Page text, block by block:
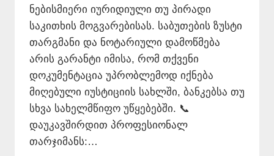
ნებისმიერი იურიდიული თუ პირადი
საკითხის მოგვარებისას. საბუთების ზუსტი
თარგმანი და ნოტარიული დამოწმება
არის გარანტი იმისა, რომ თქვენი
დოკუმენტაცია უპრობლემოდ იქნება
მიღებული იუსტიციის სახლში, ბანკებსა თუ
სხვა სახელმწიფო უწყებებში. 📞
დაუკავშირდით პროფესიონალ
თარჯიმანს:…